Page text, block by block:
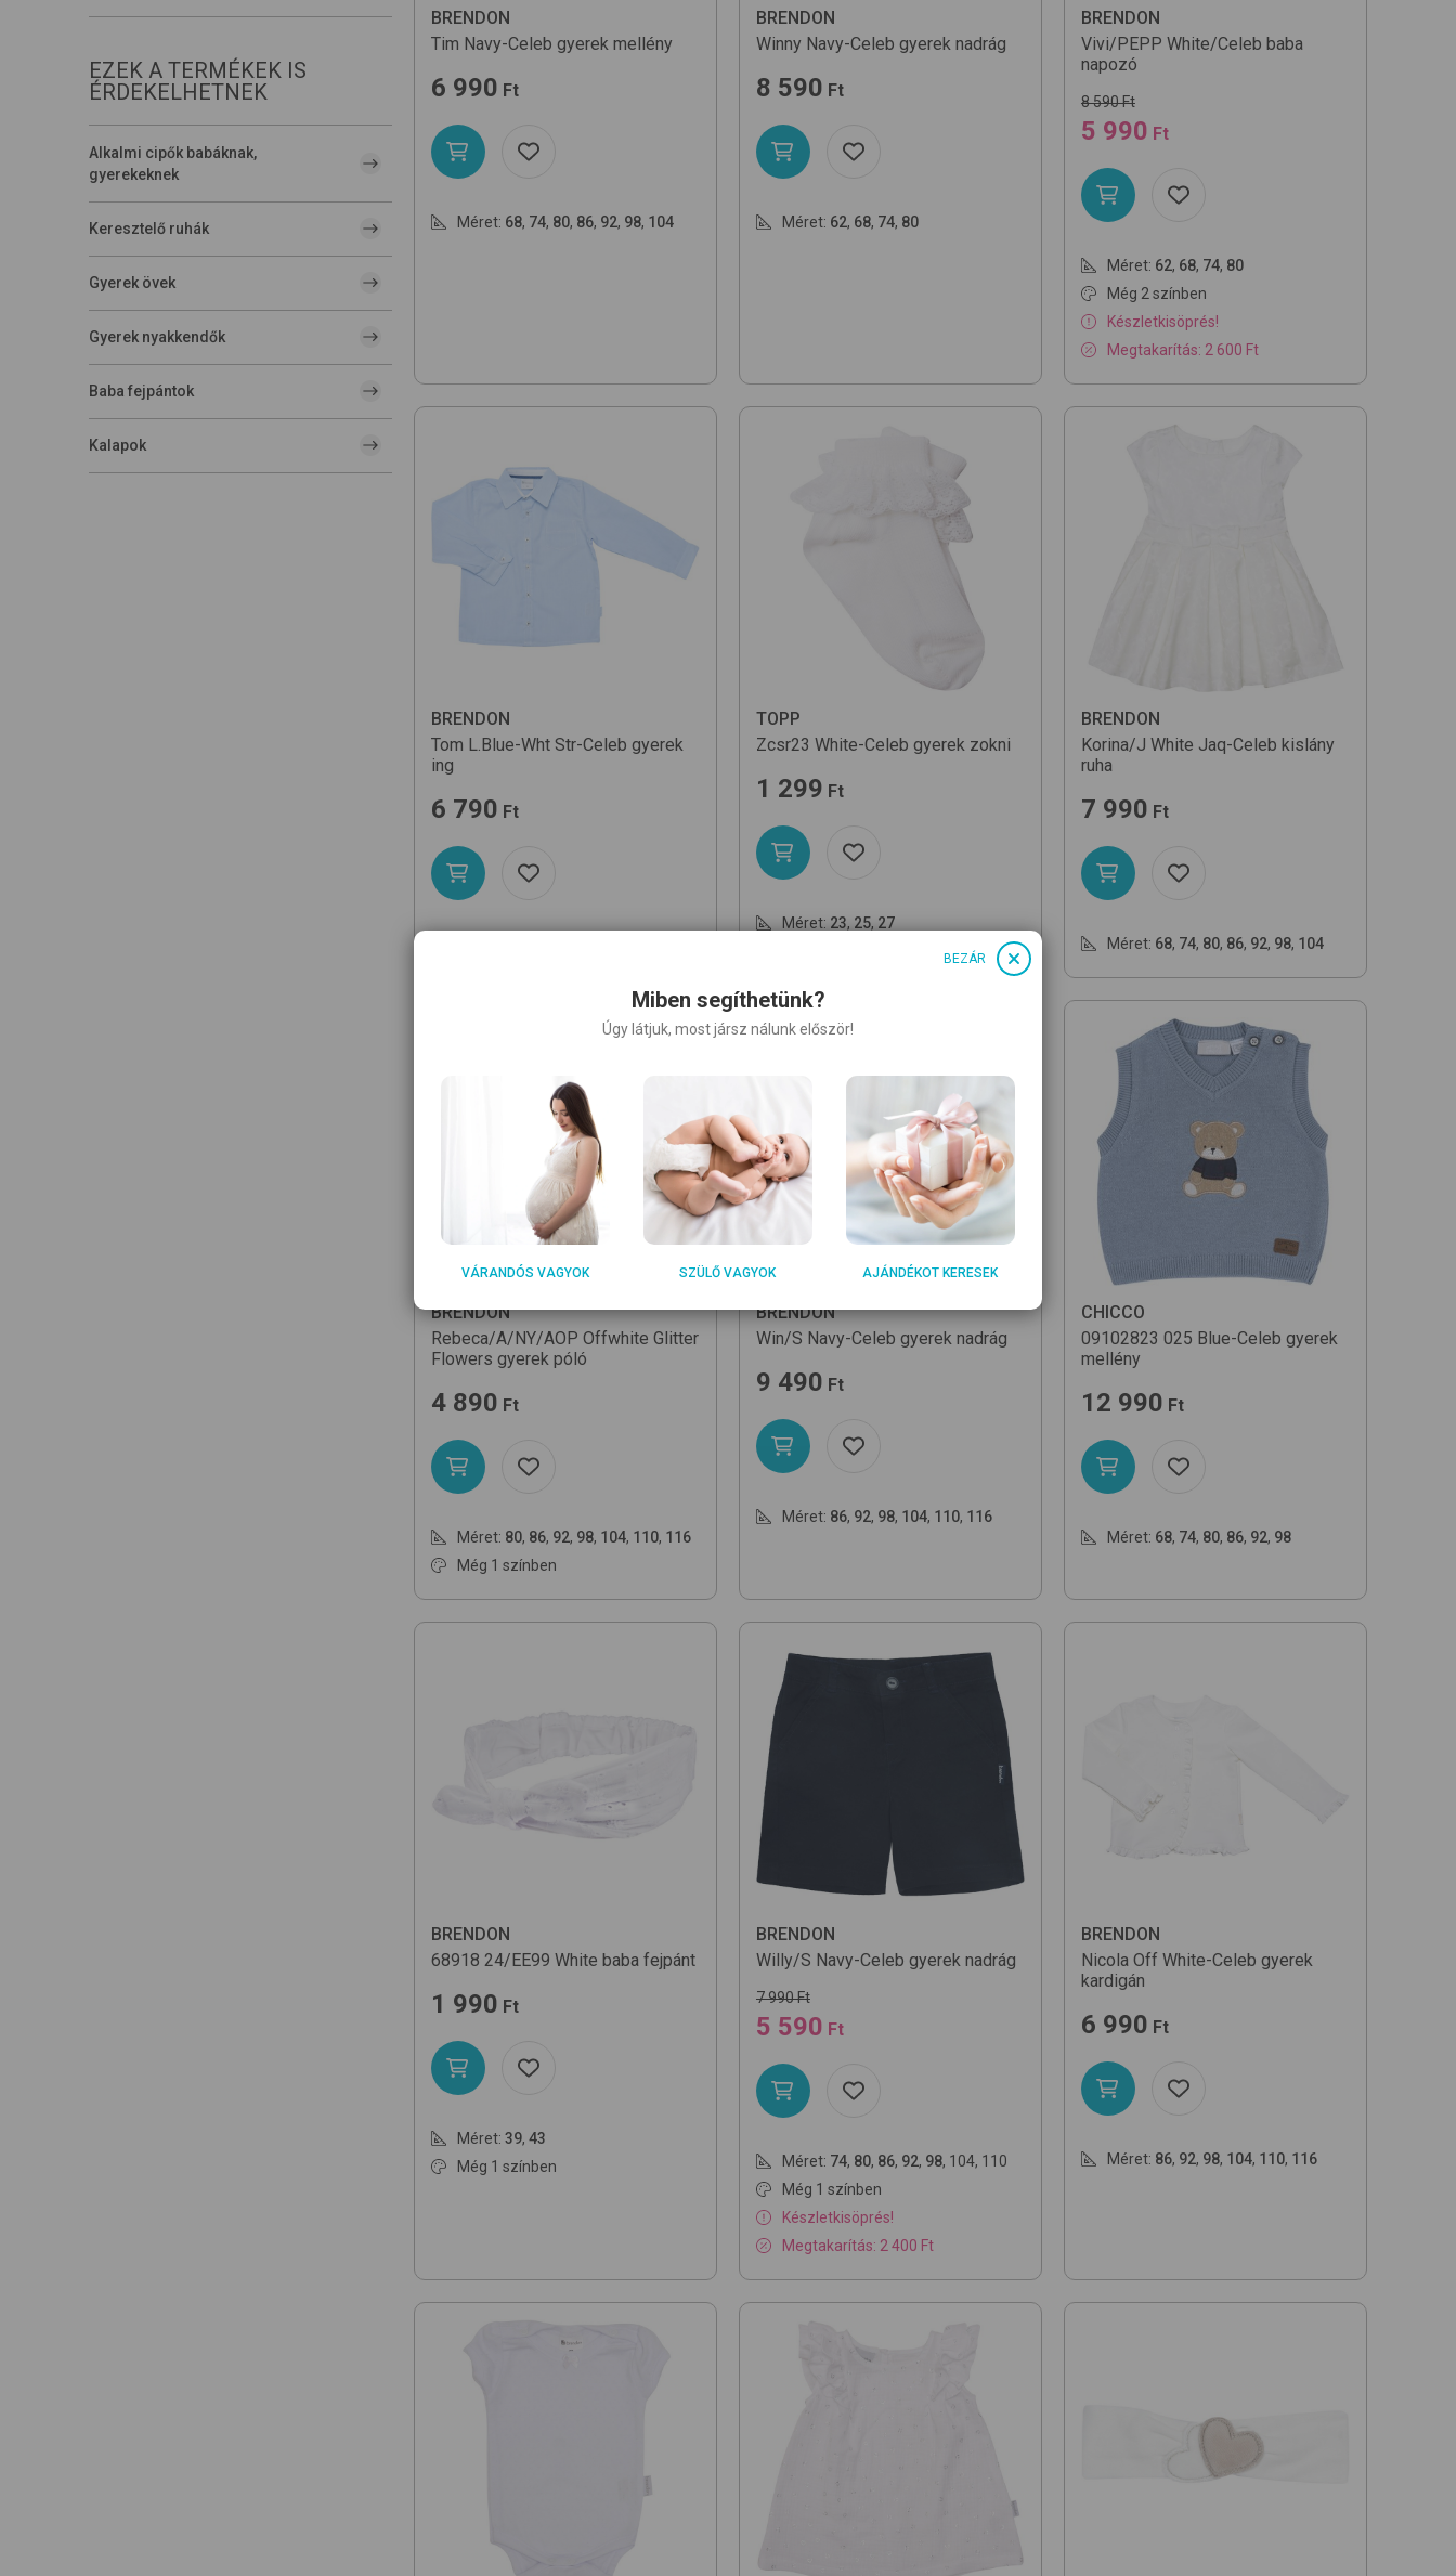
EZEK A TERMÉKEK IS
ÉRDEKELHETNEK
Alkalmi cipők babáknak,
gyerekeknek
Keresztelő ruhák
Gyerek övek
Gyerek nyakkendők
Baba fejpántok
Kalapok
BRENDON
Tim Navy-Celeb gyerek mellény
6 990 Ft
Méret: 68, 74, 80, 86, 92, 98, 104
BRENDON
Winny Navy-Celeb gyerek nadrág
8 590 Ft
Méret: 62, 68, 74, 80
BRENDON
Vivi/PEPP White/Celeb baba
napozó
8 590 Ft
5 990 Ft
Méret: 62, 68, 74, 80
Még 2 színben
Készletkisöprés!
Megtakarítás: 2 600 Ft
BRENDON
Tom L.Blue-Wht Str-Celeb gyerek
ing
6 790 Ft
TOPP
Zcsr23 White-Celeb gyerek zokni
1 299 Ft
Méret: 23, 25, 27
BRENDON
Korina/J White Jaq-Celeb kislány
ruha
7 990 Ft
Méret: 68, 74, 80, 86, 92, 98, 104
BRENDON
Rebeca/A/NY/AOP Offwhite Glitter
Flowers gyerek póló
4 890 Ft
Méret: 80, 86, 92, 98, 104, 110, 116
Még 1 színben
BRENDON
Win/S Navy-Celeb gyerek nadrág
9 490 Ft
Méret: 86, 92, 98, 104, 110, 116
CHICCO
09102823 025 Blue-Celeb gyerek
mellény
12 990 Ft
Méret: 68, 74, 80, 86, 92, 98
BRENDON
68918 24/EE99 White baba fejpánt
1 990 Ft
Méret: 39, 43
Még 1 színben
BRENDON
Willy/S Navy-Celeb gyerek nadrág
7 990 Ft
5 590 Ft
Méret: 74, 80, 86, 92, 98, 104, 110
Még 1 színben
Készletkisöprés!
Megtakarítás: 2 400 Ft
BRENDON
Nicola Off White-Celeb gyerek
kardigán
6 990 Ft
Méret: 86, 92, 98, 104, 110, 116
Miben segíthetünk?
Úgy látjuk, most jársz nálunk először!
VÁRANDÓS VAGYOK SZÜLŐ VAGYOK AJÁNDÉKOT KERESEK
BEZÁR